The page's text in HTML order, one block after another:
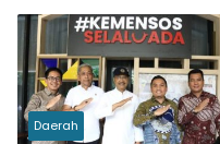
Pemilu, tapi Menunaikan
Tanggung Jawab Moral
Daerah